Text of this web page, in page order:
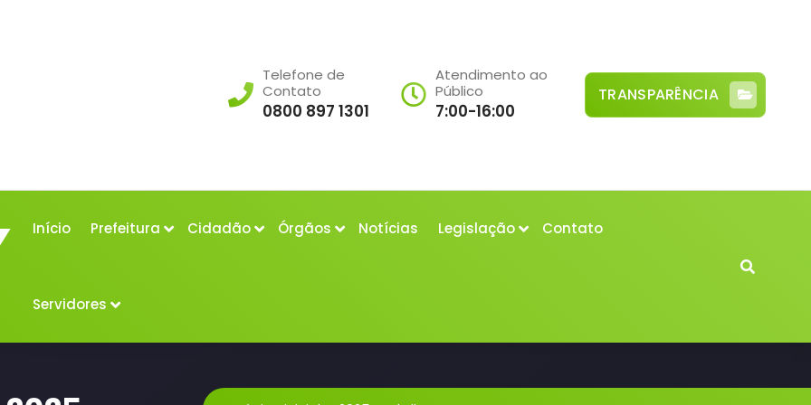
Telefone de
Contato
0800 897 1301
Atendimento ao
Público
7:00-16:00
TRANSPARÊNCIA
Início Prefeitura Cidadão Órgãos Notícias Legislação Contato
Servidores